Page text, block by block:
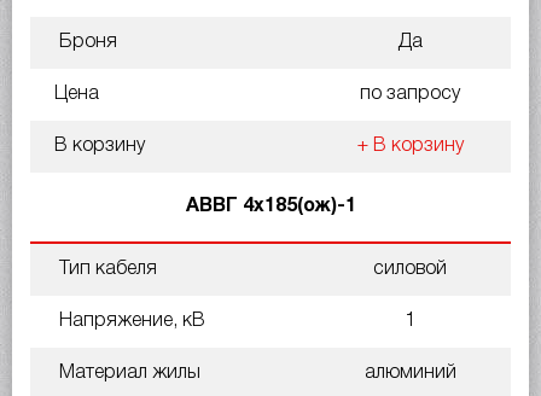
Броня Да
Цена по запросу
В корзину + В корзину
АВВГ 4х185(ож)-1
Тип кабеля силовой
Напряжение, кВ 1
Материал жилы алюминий